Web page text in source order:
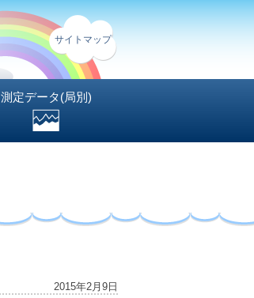
サイトマップ
測定データ(局別)
2015年2月9日